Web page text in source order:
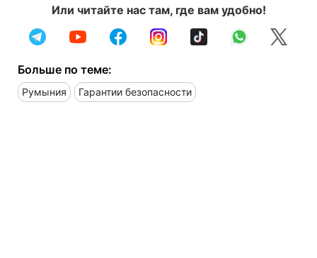
Или читайте нас там, где вам удобно!
Больше по теме:
Румыния Гарантии безопасности